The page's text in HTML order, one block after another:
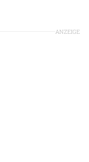
ANZEIGE